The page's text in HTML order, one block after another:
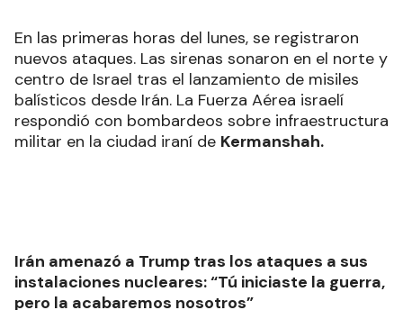
En las primeras horas del lunes, se registraron
nuevos ataques. Las sirenas sonaron en el norte y
centro de Israel tras el lanzamiento de misiles
balísticos desde Irán. La Fuerza Aérea israelí
respondió con bombardeos sobre infraestructura
militar en la ciudad iraní de Kermanshah.
Irán amenazó a Trump tras los ataques a sus
instalaciones nucleares: “Tú iniciaste la guerra,
pero la acabaremos nosotros”